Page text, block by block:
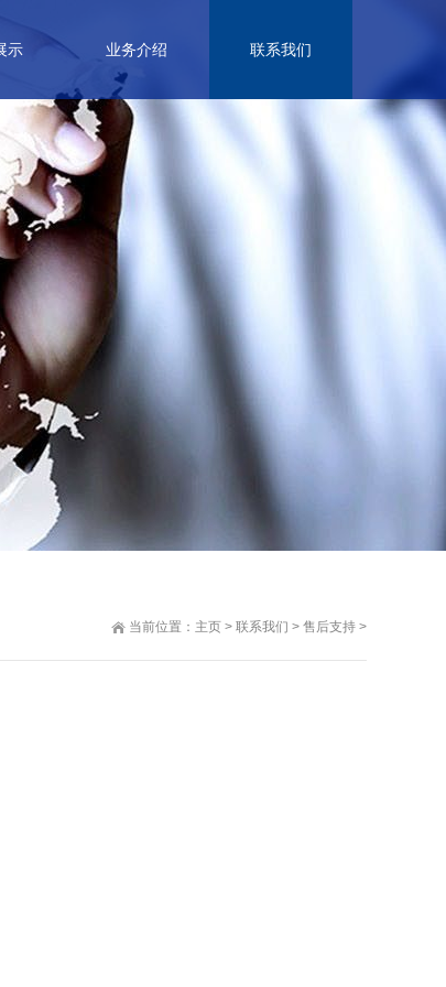
示 业务介绍 联系我们
当前位置： 主页 > 联系我们 > 售后支持 >